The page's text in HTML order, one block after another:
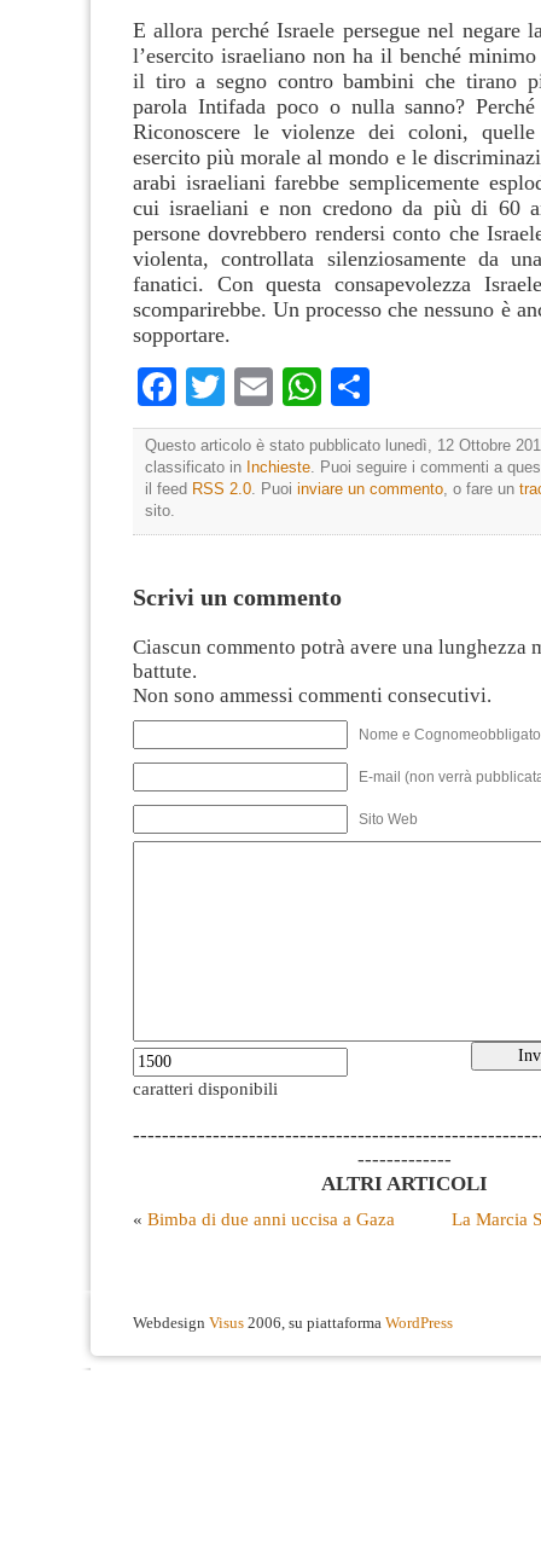
E allora perché Israele persegue nel negare
l’esercito israeliano non ha il benché
il tiro a segno contro bambini che tirano
parola Intifada poco o nulla sanno?
Riconoscere le violenze dei coloni,
esercito più morale al mondo e le
arabi israeliani farebbe semplicemente
cui israeliani e non credono da più di 60
persone dovrebbero rendersi conto che
violenta, controllata silenziosamente da
fanatici. Con questa consapevolezza
scomparirebbe. Un processo che nessuno è
sopportare.
Facebook
TwitterEmailWhatsApp
Questo articolo è stato pubblicato lunedì, 12 Ottobre
classificato in Inchieste. Puoi seguire i commenti a
il feed RSS 2.0. Puoi inviare un commento, o fare un
sito.
Scrivi un commento
Ciascun commento potrà avere una lunghezza
battute.
Non sono ammessi commenti consecutivi.
Nome e
E-mail (non verrà
Sito Web
caratteri disponibili
-------------
ALTRI ARTICOLI
« Bimba di due anni uccisa a Gaza La Marcia
Webdesign Visus 2006, su piattaforma WordPress